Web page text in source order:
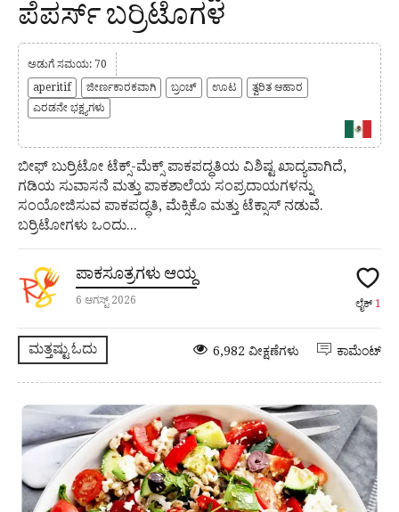
ಪೆಪರ್ಸ್ ಬರ್ರಿಟೊಗಳ
ಅಡುಗೆ ಸಮಯ: 70
aperitif
ಜೀರ್ಣಕಾರಕವಾಗಿ ಬ್ರಂಚ್ ಊಟ
ತ್ವರಿತ ಆಹಾರ
ಎರಡನೇ ಭಕ್ಷ್ಯಗಳು
ಬೀಫ್ ಬುರ್ರಿಟೋ ಟೆಕ್ಸ್-ಮೆಕ್ಸ್ ಪಾಕಪದ್ಧತಿಯ ವಿಶಿಷ್ಟ ಖಾದ್ಯವಾಗಿದೆ,
ಗಡಿಯ ಸುವಾಸನೆ ಮತ್ತು ಪಾಕಶಾಲೆಯ ಸಂಪ್ರದಾಯಗಳನ್ನು
ಸಂಯೋಜಿಸುವ ಪಾಕಪದ್ಧತಿ, ಮೆಕ್ಸಿಕೊ ಮತ್ತು ಟೆಕ್ಸಾಸ್ ನಡುವೆ.
ಬರ್ರಿಟೋಗಳು ಒಂದು...
ಪಾಕಸೂತ್ರಗಳು ಆಯ್ದ
6 ಆಗಸ್ಟ್ 2026 ಲೈಕ್ 1
ಮತ್ತಷ್ಟು ಓದು ಕಾಮೆಂಟ್
6,982 ವೀಕ್ಷಣೆಗಳು